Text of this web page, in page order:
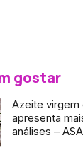
gostar
Azeite virgem
apresenta
análises –